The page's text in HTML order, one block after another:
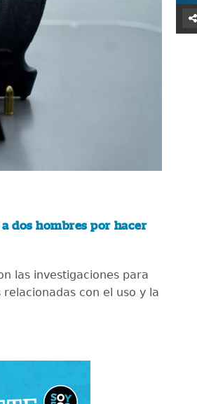
dos hombres por hacer
las investigaciones para
con el uso y la